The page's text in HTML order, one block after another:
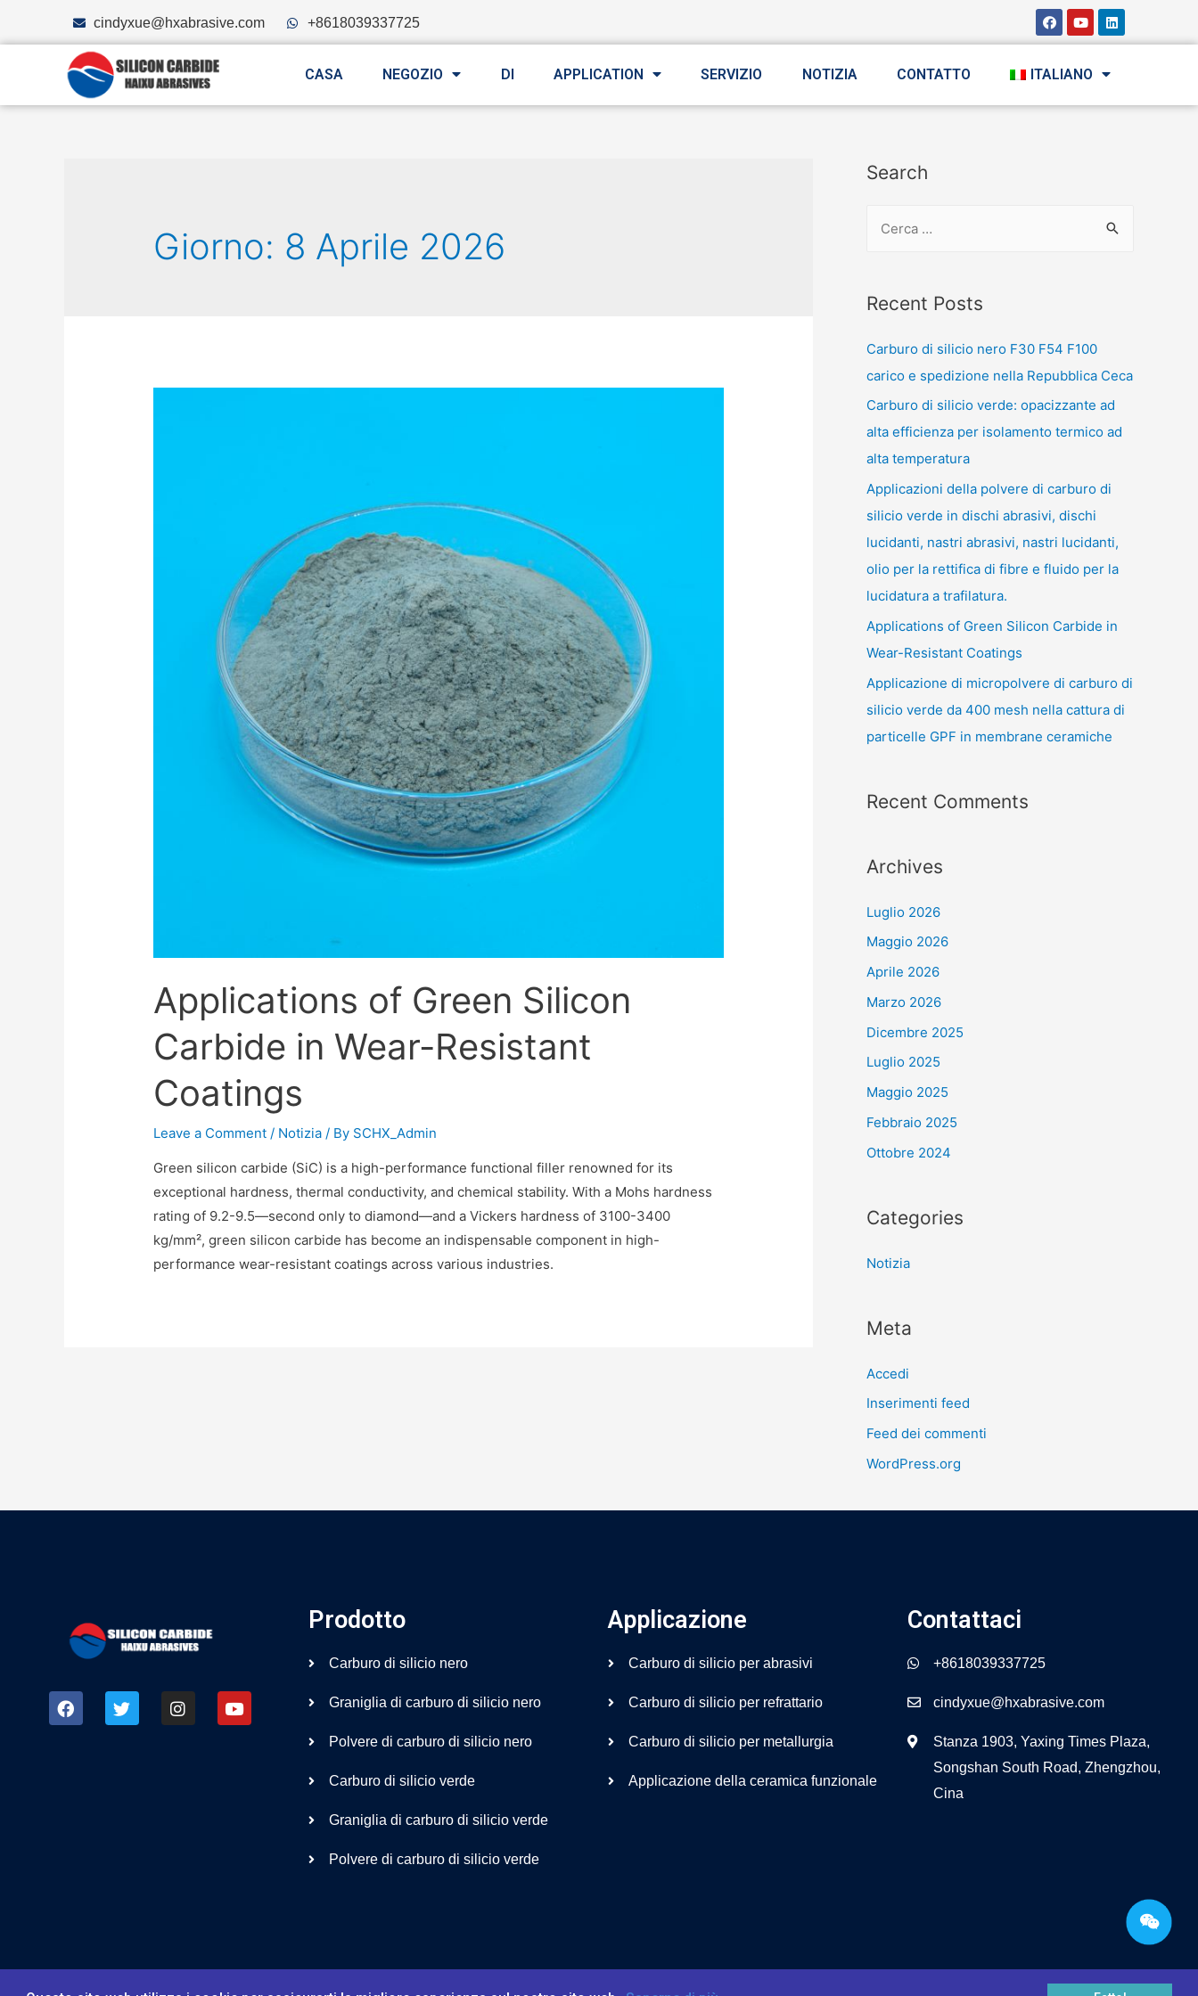
cindyxue@hxabrasive.com +8618039337725
CASA NEGOZIO DI APPLICATION SERVIZIO NOTIZIA CONTATTO ITALIANO
Giorno: 8 Aprile 2026
Applications of Green Silicon
Carbide in Wear-Resistant
Coatings
Leave a Comment / Notizia / By SCHX_Admin
Green silicon carbide (SiC) is a high-performance functional filler renowned for its
exceptional hardness, thermal conductivity, and chemical stability. With a Mohs hardness
rating of 9.2-9.5—second only to diamond—and a Vickers hardness of 3100-3400
kg/mm², green silicon carbide has become an indispensable component in high-
performance wear-resistant coatings across various industries.
Search
Recent Posts
Carburo di silicio nero F30 F54 F100
carico e spedizione nella Repubblica Ceca
Carburo di silicio verde: opacizzante ad
alta efficienza per isolamento termico ad
alta temperatura
Applicazioni della polvere di carburo di
silicio verde in dischi abrasivi, dischi
lucidanti, nastri abrasivi, nastri lucidanti,
olio per la rettifica di fibre e fluido per la
lucidatura a trafilatura.
Applications of Green Silicon Carbide in
Wear-Resistant Coatings
Applicazione di micropolvere di carburo di
silicio verde da 400 mesh nella cattura di
particelle GPF in membrane ceramiche
Recent Comments
Archives
Luglio 2026
Maggio 2026
Aprile 2026
Marzo 2026
Dicembre 2025
Luglio 2025
Maggio 2025
Febbraio 2025
Ottobre 2024
Categories
Notizia
Meta
Accedi
Inserimenti feed
Feed dei commenti
WordPress.org
Prodotto
Carburo di silicio nero
Graniglia di carburo di silicio nero
Polvere di carburo di silicio nero
Carburo di silicio verde
Graniglia di carburo di silicio verde
Polvere di carburo di silicio verde
Applicazione
Carburo di silicio per abrasivi
Carburo di silicio per refrattario
Carburo di silicio per metallurgia
Applicazione della ceramica funzionale
Contattaci
+8618039337725
cindyxue@hxabrasive.com
Stanza 1903, Yaxing Times Plaza,
Songshan South Road, Zhengzhou,
Cina